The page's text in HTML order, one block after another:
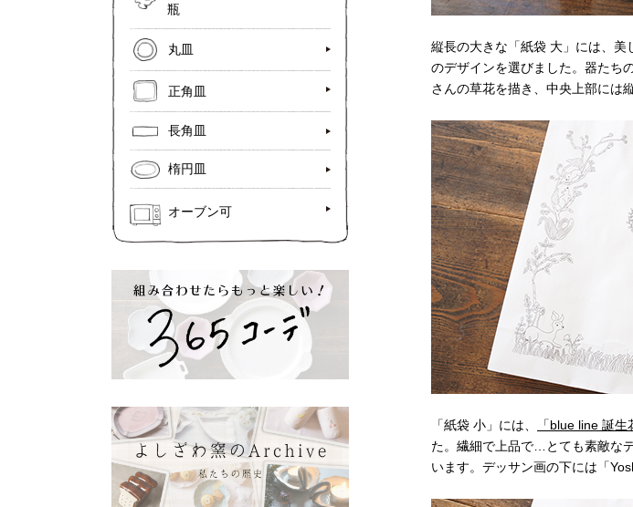
縦長の大きな「紙袋 大」には、
のデザインを選びました。器たち
さんの草花を描き、中央上部には
「紙袋 小」には、 「blue line 誕生
た。繊細で上品で…とても素敵な
います。デッサン画の下には「
瓶
丸皿
正角皿
長角皿
楕円皿
オーブン可